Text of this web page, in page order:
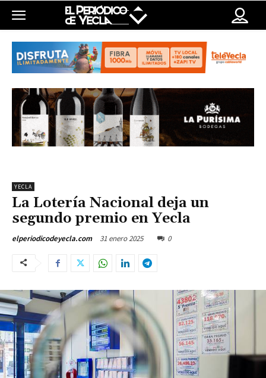
YECLA
La Lotería Nacional deja un
segundo premio en Yecla
elperiodicodeyecla.com 31 enero 2025 0